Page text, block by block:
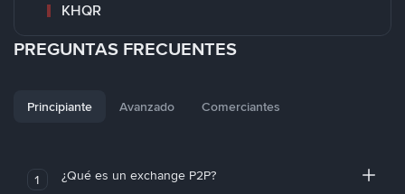
KHQR
PREGUNTAS FRECUENTES
Principiante Avanzado Comerciantes
1 ¿Qué es un exchange P2P?